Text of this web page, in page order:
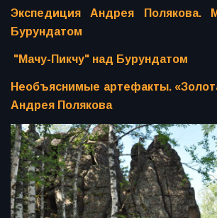
Экспедиция Андрея Полякова.
Бурундатом
"Мачу-Пикчу" над Бурундатом
Необъяснимые артефакты.
Андрея Полякова